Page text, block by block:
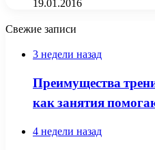
19.01.2016
Свежие записи
3 недели назад
Преимущества
как занятия
4 недели назад